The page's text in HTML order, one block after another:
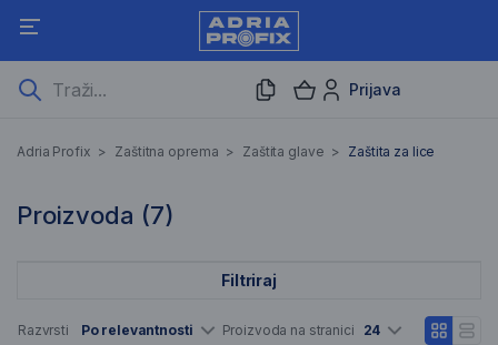
Prijava
Zaštita za lice
Adria Profix > Zaštitna oprema > Zaštita glave > Zaštita za lice
Proizvoda (7)
7 Rezultati pretraživanja
Filtriraj
Popis artikala
Razvrsti Po relevantnosti Proizvoda na stranici 24